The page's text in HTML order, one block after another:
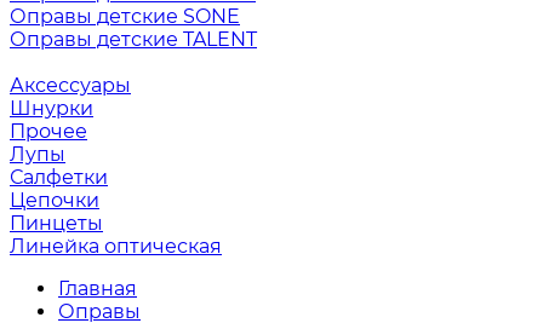
Оправы детские SONE
Оправы детские TALENT
Аксессуары
Шнурки
Прочее
Лупы
Салфетки
Цепочки
Пинцеты
Линейка оптическая
Главная
Оправы